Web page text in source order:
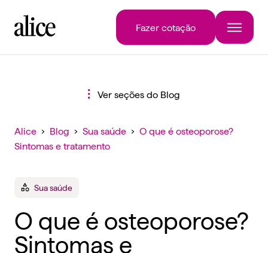
Fazer cotação
Ver seções do Blog
Alice › Blog › Sua saúde › O que é osteoporose?
Sintomas e tratamento
Sua saúde
O que é osteoporose?
Sintomas e